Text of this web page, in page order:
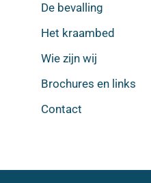
De bevalling
Het kraambed
Wie zijn wij
Brochures en links
Contact